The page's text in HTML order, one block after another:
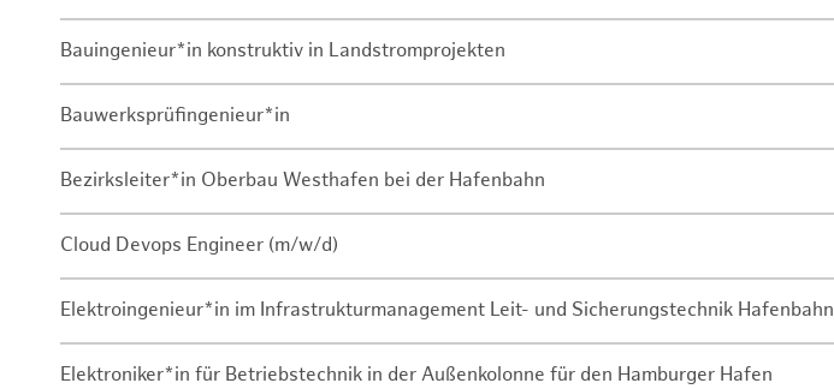
Bauingenieur*in konstruktiv in Landstromprojekten
Bauwerksprüfingenieur*in
Bezirksleiter*in Oberbau Westhafen bei der Hafenbahn
Cloud Devops Engineer (m/w/d)
Elektroingenieur*in im Infrastrukturmanagement Leit- und Sicherungstechnik Hafenbahn
Elektroniker*in für Betriebstechnik in der Außenkolonne für den Hamburger Hafen